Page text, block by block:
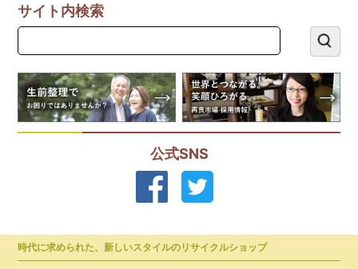
サイト内検索
公式SNS
時代に求められた、新しいスタイルのリサイクルショップ